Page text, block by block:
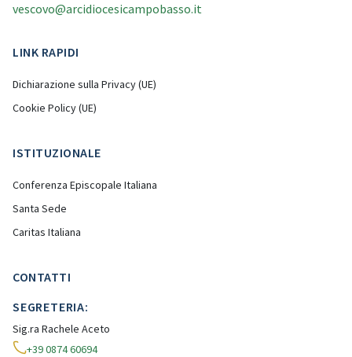
vescovo@arcidiocesicampobasso.it
LINK RAPIDI
Dichiarazione sulla Privacy (UE)
Cookie Policy (UE)
ISTITUZIONALE
Conferenza Episcopale Italiana
Santa Sede
Caritas Italiana
CONTATTI
SEGRETERIA:
Sig.ra Rachele Aceto
+39 0874 60694